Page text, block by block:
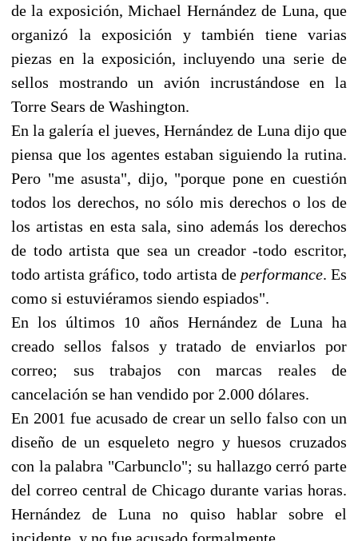
de la exposición, Michael Hernández de Luna, que
organizó la exposición y también tiene varias
piezas en la exposición, incluyendo una serie de
sellos mostrando un avión incrustándose en la
Torre Sears de Washington.
En la galería el jueves, Hernández de Luna dijo que
piensa que los agentes estaban siguiendo la rutina.
Pero "me asusta", dijo, "porque pone en cuestión
todos los derechos, no sólo mis derechos o los de
los artistas en esta sala, sino además los derechos
de todo artista que sea un creador -todo escritor,
todo artista gráfico, todo artista de performance. Es
como si estuviéramos siendo espiados".
En los últimos 10 años Hernández de Luna ha
creado sellos falsos y tratado de enviarlos por
correo; sus trabajos con marcas reales de
cancelación se han vendido por 2.000 dólares.
En 2001 fue acusado de crear un sello falso con un
diseño de un esqueleto negro y huesos cruzados
con la palabra "Carbunclo"; su hallazgo cerró parte
del correo central de Chicago durante varias horas.
Hernández de Luna no quiso hablar sobre el